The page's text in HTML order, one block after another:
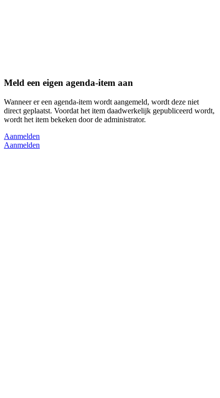
Meld een eigen agenda-item aan
Wanneer er een agenda-item wordt aangemeld, wordt deze niet
direct geplaatst. Voordat het item daadwerkelijk gepubliceerd wordt,
wordt het item bekeken door de administrator.
Aanmelden
Aanmelden